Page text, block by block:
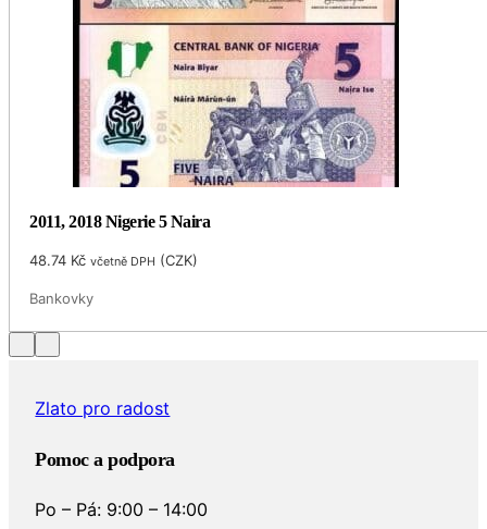
2011, 2018 Nigerie 5 Naira
48.74 Kč včetně DPH (CZK)
Bankovky
Zlato pro radost
Pomoc a podpora
Po – Pá: 9:00 – 14:00